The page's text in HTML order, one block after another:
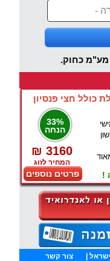
מע"מ כחוק.
33%
הנחה
₪ 3160
המחיר לזוג
פרטים נוספים !
| צור קשר